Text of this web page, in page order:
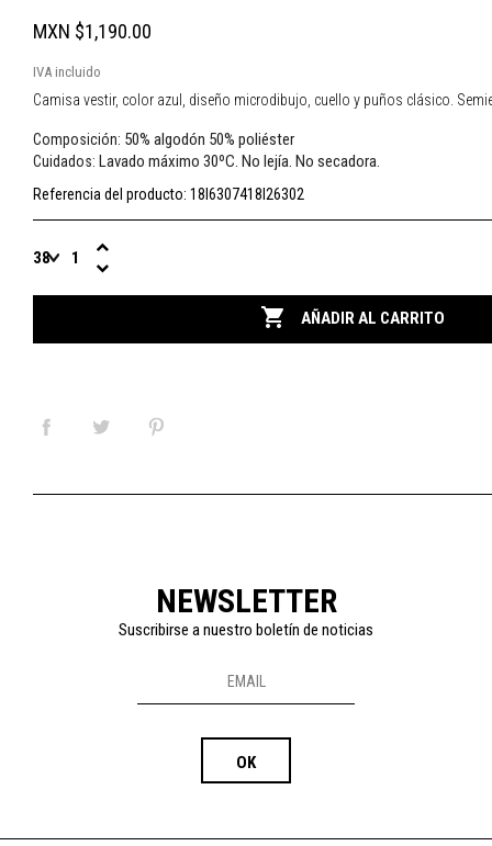
MXN $1,190.00
IVA incluido
Camisa vestir, color azul, diseño microdibujo, cuello y puños clásico.
Composición: 50% algodón 50% poliéster
Cuidados: Lavado máximo 30ºC. No lejía. No secadora.
Referencia del producto: 18I6307418I26302
 AÑADIR AL CARRITO
NEWSLETTER
Suscribirse a nuestro boletín de noticias